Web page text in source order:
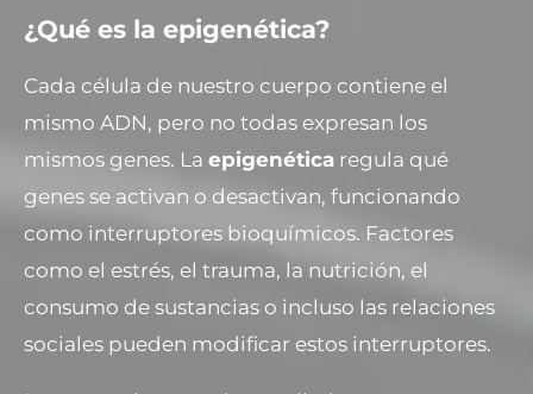
¿Qué es la epigenética?
Cada célula de nuestro cuerpo contiene el
mismo ADN, pero no todas expresan los
mismos genes. La epigenética regula qué
genes se activan o desactivan, funcionando
como interruptores bioquímicos. Factores
como el estrés, el trauma, la nutrición, el
consumo de sustancias o incluso las relaciones
sociales pueden modificar estos interruptores.